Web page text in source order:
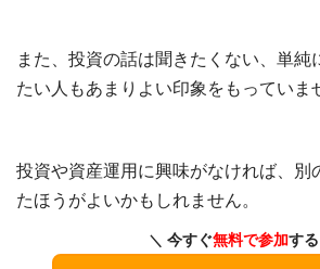
また、投資の話は聞きたくない、単純
たい人もあまりよい印象をもっていま
投資や資産運用に興味がなければ、別
たほうがよいかもしれません。
今すぐ無料で参加する